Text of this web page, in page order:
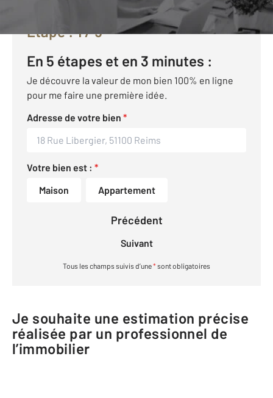
Etape :1/ 5
En 5 étapes et en 3 minutes :
Je découvre la valeur de mon bien 100% en ligne
pour me faire une première idée.
Adresse de votre bien *
Votre bien est : *
Maison
Appartement
Précédent
Suivant
Tous les champs suivis d’une*sont obligatoires
Je souhaite une estimation précise
réalisée par un professionnel de
l’immobilier